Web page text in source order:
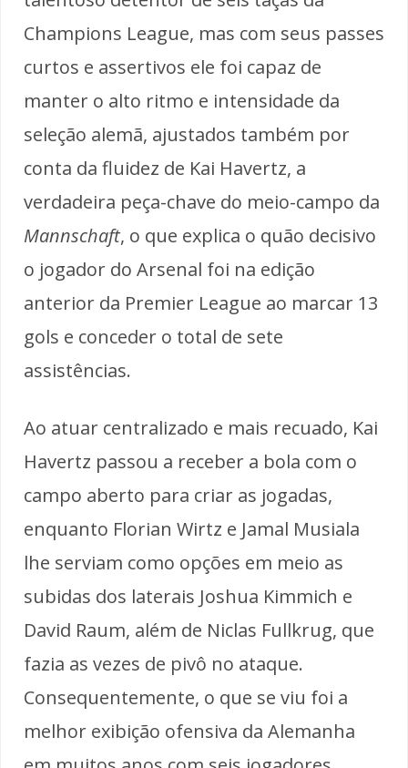
Champions League, mas com seus passes
curtos e assertivos ele foi capaz de
manter o alto ritmo e intensidade da
seleção alemã, ajustados também por
conta da fluidez de Kai Havertz, a
verdadeira peça-chave do meio-campo da
Mannschaft, o que explica o quão decisivo
o jogador do Arsenal foi na edição
anterior da Premier League ao marcar 13
gols e conceder o total de sete
assistências.
Ao atuar centralizado e mais recuado, Kai
Havertz passou a receber a bola com o
campo aberto para criar as jogadas,
enquanto Florian Wirtz e Jamal Musiala
lhe serviam como opções em meio as
subidas dos laterais Joshua Kimmich e
David Raum, além de Niclas Fullkrug, que
fazia as vezes de pivô no ataque.
Consequentemente, o que se viu foi a
melhor exibição ofensiva da Alemanha